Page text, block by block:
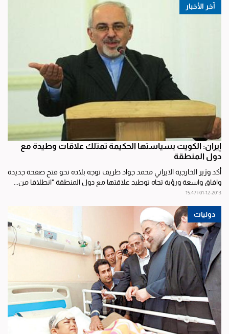
آخر الأخبار
إيران: الكويت بسياستها الحكيمة تمتلك علاقات وطيدة مع
دول المنطقة
أكد وزير الخارجية الايراني محمد جواد ظريف توجه بلاده نحو فتح صفحة جديدة
وافاق واسعة ورؤية تجاه توطيد علاقتها مع دول المنطقة "انطلاقا من...
01-12-2013 | 15:47
دوليات